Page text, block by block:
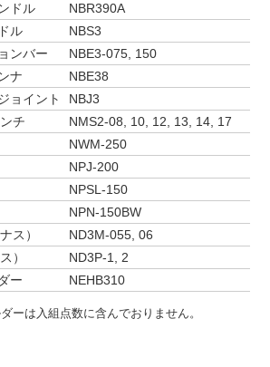
ドル
NBR390A
ル
NBS3
ンバー
NBE3-075, 150
ナ
NBE38
ョイント
NBJ3
チ
NMS2-08, 10, 12, 13, 14, 17
NWM-250
NPJ-200
NPSL-150
NPN-150BW
ス）
ND3M-055, 06
）
ND3P-1, 2
ー
NEHB310
ーは入組点数に含んでおりません。